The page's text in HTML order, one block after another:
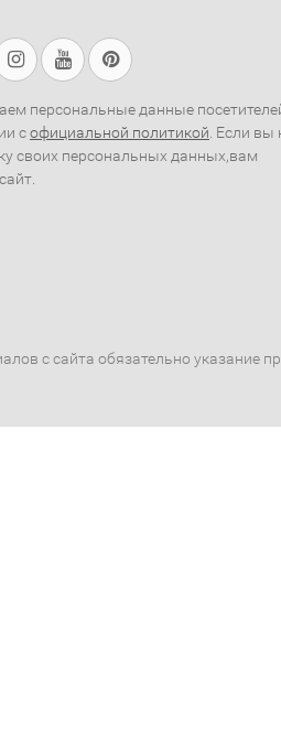
персональные данные
софициальной политикой . Если вы
своих персональных данных,вам
с сайта обязательно указание